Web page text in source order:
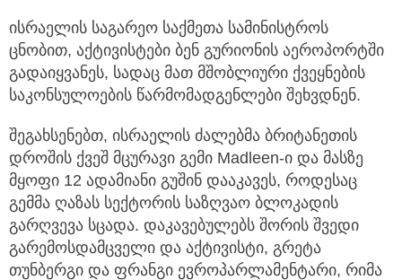
ისრაელის საგარეო საქმეთა სამინისტროს
ცნობით, აქტივისტები ბენ გურიონის აეროპორტში
გადაიყვანეს, სადაც მათ მშობლიური ქვეყნების
საკონსულოების წარმომადგენლები შეხვდნენ.
შეგახსენებთ, ისრაელის ძალებმა ბრიტანეთის
დროშის ქვეშ მცურავი გემი Madleen-ი და მასზე
მყოფი 12 ადამიანი გუშინ დააკავეს, როდესაც
გემმა ღაზას სექტორის საზღვაო ბლოკადის
გარღვევა სცადა. დაკავებულებს შორის შვედი
გარემოსდამცველი და აქტივისტი, გრეტა
თუნბერგი და ფრანგი ევროპარლამენტარი, რიმა